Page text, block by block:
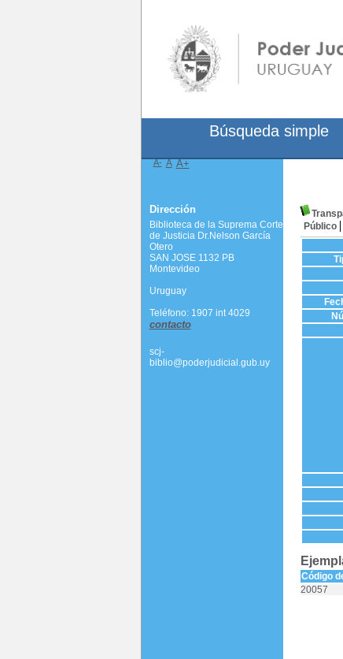
Público
Código
20057
Búsqueda simple
A- A A+
Dirección
Biblioteca de la Suprema Corte
de Justicia Dr.Nelson García
Otero
SAN JOSE 1132 PB
Montevideo
Uruguay
Teléfono: 1907 int 4029
contacto
scj-
biblio@poderjudicial.gub.uy